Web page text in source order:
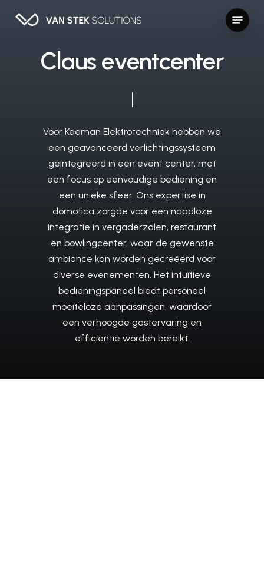
Menu
C aus eventcenter
Voor Keeman Elektrotechniek hebben we
een geavanceerd verlichtingssysteem
geïntegreerd in een event center, met
een focus op eenvoudige bediening en
een unieke sfeer. Ons expertise in
domotica zorgde voor een naadloze
integratie in vergaderzalen, restaurant
en bowlingcenter, waar de gewenste
ambiance kan worden gecreëerd voor
diverse evenementen. Het intuïtieve
bedieningspaneel biedt personeel
moeiteloze aanpassingen, waardoor
een verhoogde gastervaring en
efficiëntie worden bereikt.